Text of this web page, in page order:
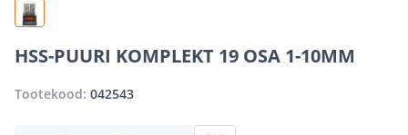
HSS-PUURI KOMPLEKT 19 OSA 1-10MM
Tootekood: 042543